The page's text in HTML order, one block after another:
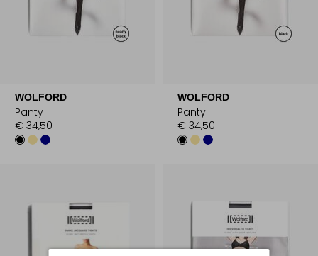
WOLFORD
Panty
€ 34,50
WOLFORD
Panty
€ 34,50